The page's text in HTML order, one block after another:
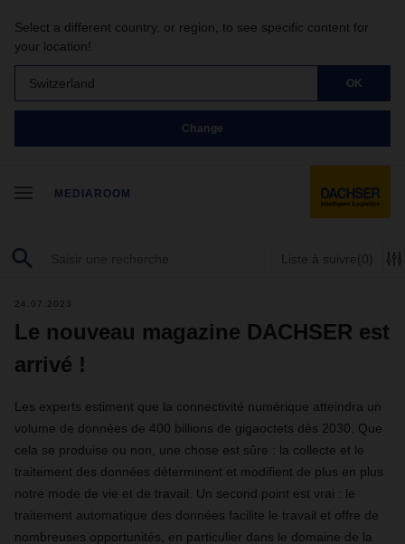
Select a different country, or region, to see specific content for
your location!
Switzerland OK
Change
MEDIAROOM
Liste à suivre(0)
24.07.2023
Le nouveau magazine DACHSER est
arrivé !
Les experts estiment que la connectivité numérique atteindra un
volume de données de 400 billions de gigaoctets dès 2030. Que
cela se produise ou non, une chose est sûre : la collecte et le
traitement des données déterminent et modifient de plus en plus
notre mode de vie et de travail. Un second point est vrai : le
traitement automatique des données facilite le travail et offre de
nombreuses opportunités, en particulier dans le domaine de la